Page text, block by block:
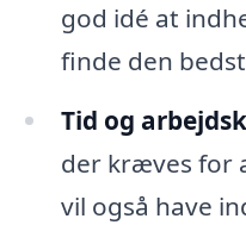
god idé at
finde den
Tid og
der kræves for
vil også have